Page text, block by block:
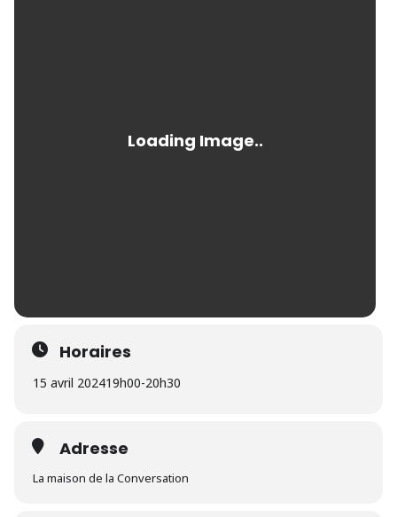
Horaires
15 avril 202419h00-20h30
Adresse
La maison de la Conversation